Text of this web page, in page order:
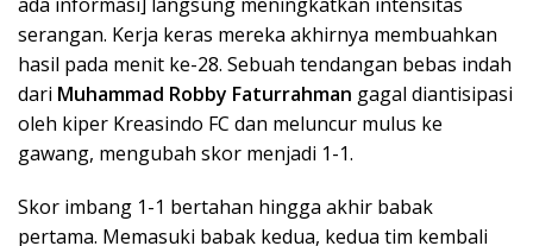
serangan. Kerja keras mereka akhirnya membuahkan
hasil pada menit ke-28. Sebuah tendangan bebas indah
dari Muhammad Robby Faturrahman gagal diantisipasi
oleh kiper Kreasindo FC dan meluncur mulus ke
gawang, mengubah skor menjadi 1-1.
Skor imbang 1-1 bertahan hingga akhir babak
pertama. Memasuki babak kedua, kedua tim kembali